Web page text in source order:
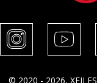
© 2020 - 2026,